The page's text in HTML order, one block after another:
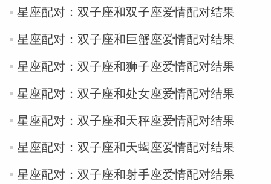
星座配对：双子座和双子座爱情配对结果
星座配对：双子座和巨蟹座爱情配对结果
星座配对：双子座和狮子座爱情配对结果
星座配对：双子座和处女座爱情配对结果
星座配对：双子座和天秤座爱情配对结果
星座配对：双子座和天蝎座爱情配对结果
星座配对：双子座和射手座爱情配对结果